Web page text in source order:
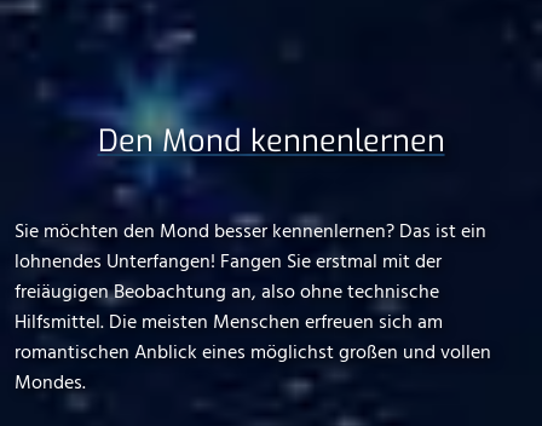
Den Mond kennenlernen
Sie möchten den Mond besser kennenlernen? Das ist ein
lohnendes Unterfangen! Fangen Sie erstmal mit der
freiäugigen Beobachtung an, also ohne technische
Hilfsmittel. Die meisten Menschen erfreuen sich am
romantischen Anblick eines möglichst großen und vollen
Mondes.